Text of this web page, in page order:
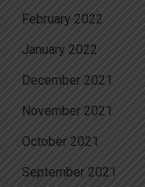
February 2022
January 2022
December 2021
November 2021
October 2021
September 2021